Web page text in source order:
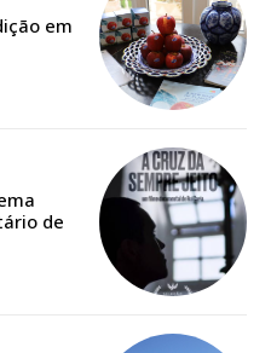
Exclusivos para
plano
em
de